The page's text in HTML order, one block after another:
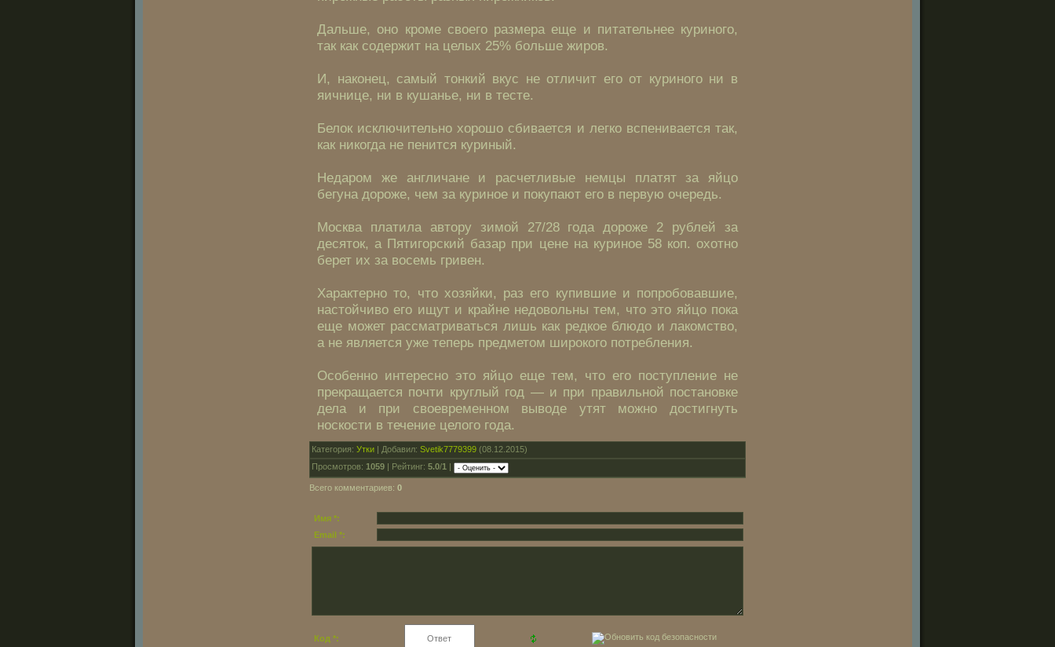
Дальше, оно кроме своего размера еще и питательнее куриного,
так как содержит на целых 25% больше жиров.
И, наконец, самый тонкий вкус не отличит его от куриного ни в
яичнице, ни в кушанье, ни в тесте.
Белок исключительно хорошо сбивается и легко вспенивается так,
как никогда не пенится куриный.
Недаром же англичане и расчетливые немцы платят за яйцо
бегуна дороже, чем за куриное и покупают его в первую очередь.
Москва платила автору зимой 27/28 года дороже 2 рублей за
десяток, а Пятигорский базар при цене на куриное 58 коп. охотно
берет их за восемь гривен.
Характерно то, что хозяйки, раз его купившие и попробовавшие,
настойчиво его ищут и крайне недовольны тем, что это яйцо пока
еще может рассматриваться лишь как редкое блюдо и лакомство,
а не является уже теперь предметом широкого потребления.
Особенно интересно это яйцо еще тем, что его поступление не
прекращается почти круглый год — и при правильной постановке
дела и при своевременном выводе утят можно достигнуть
носкости в течение целого года.
Категория: Утки | Добавил: Svetik7779399 (08.12.2015)
Просмотров: 1059 | Рейтинг: 5.0/1
Всего комментариев: 0
Имя *:
Email *:
Код *: